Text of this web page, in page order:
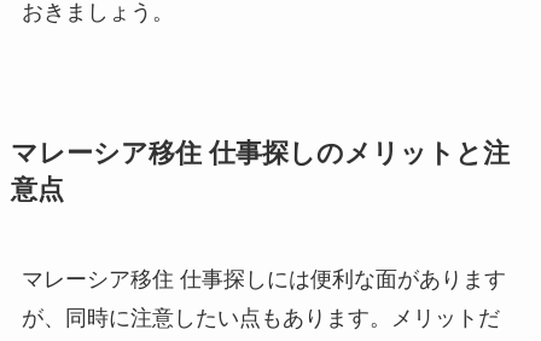
おきましょう。
マレーシア移住 仕事探しのメリットと注
意点
マレーシア移住 仕事探しには便利な面があります
が、同時に注意したい点もあります。メリットだ